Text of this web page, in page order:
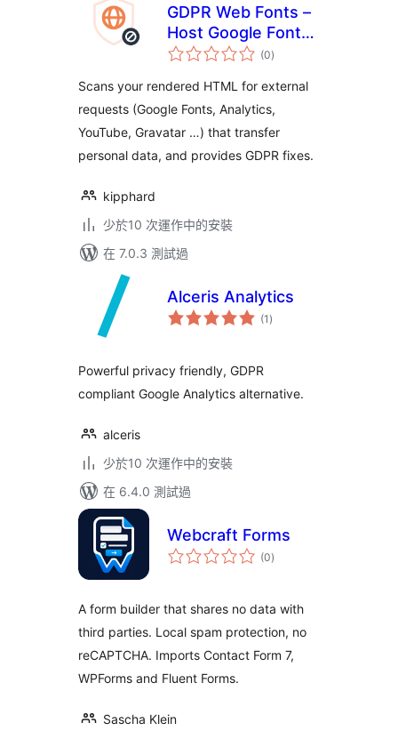
GDPR Web Fonts –
Host Google Fonts
Locally
(0總
評)
Scans your rendered HTML for external
requests (Google Fonts, Analytics,
YouTube, Gravatar …) that transfer
personal data, and provides GDPR fixes.
kipphard
少於10 次運作中的安裝
在 7.0.3 測試過
Alceris Analytics
(1 總
評)
Powerful privacy friendly, GDPR
compliant Google Analytics alternative.
alceris
少於10 次運作中的安裝
在 6.4.0 測試過
Webcraft Forms
(0總
評)
A form builder that shares no data with
third parties. Local spam protection, no
reCAPTCHA. Imports Contact Form 7,
WPForms and Fluent Forms.
Sascha Klein